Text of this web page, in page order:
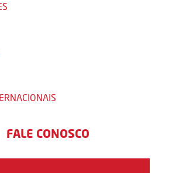
FALE CONOSCO